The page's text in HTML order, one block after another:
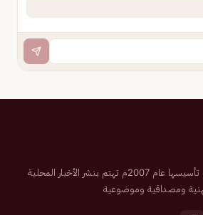
صحيفة إلكترونية سعودية تم تأسيسها عام 2007م تهتم بنشر الأخبار المحلية
ومصداقية وموضوعية